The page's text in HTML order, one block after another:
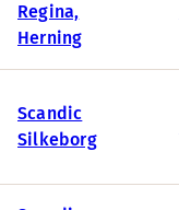
Regina,
Herning
Scandic
Silkeborg